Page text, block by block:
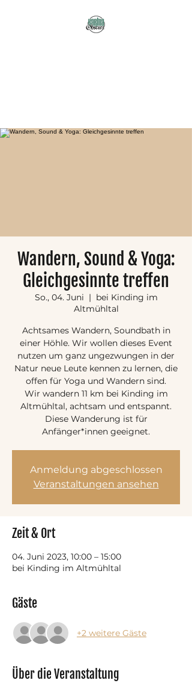
Wandern, Sound & Yoga:
Gleichgesinnte treffen
So., 04. Juni
  |
bei Kinding im
Altmühltal
Achtsames Wandern, Soundbath in
einer Höhle. Wir wollen dieses Event
nutzen um ganz ungezwungen in der
Natur neue Leute kennen zu lernen, die
offen für Yoga und Wandern sind.
Wir wandern 11 km bei Kinding im
Altmühltal, achtsam und entspannt.
Diese Wanderung ist für
Anfänger*innen geeignet.
Anmeldung abgeschlossen
Veranstaltungen ansehen
Zeit & Ort
04. Juni 2023, 10:00 – 15:00
bei Kinding im Altmühltal
Gäste
+2 weitere Gäste
Über die Veranstaltung